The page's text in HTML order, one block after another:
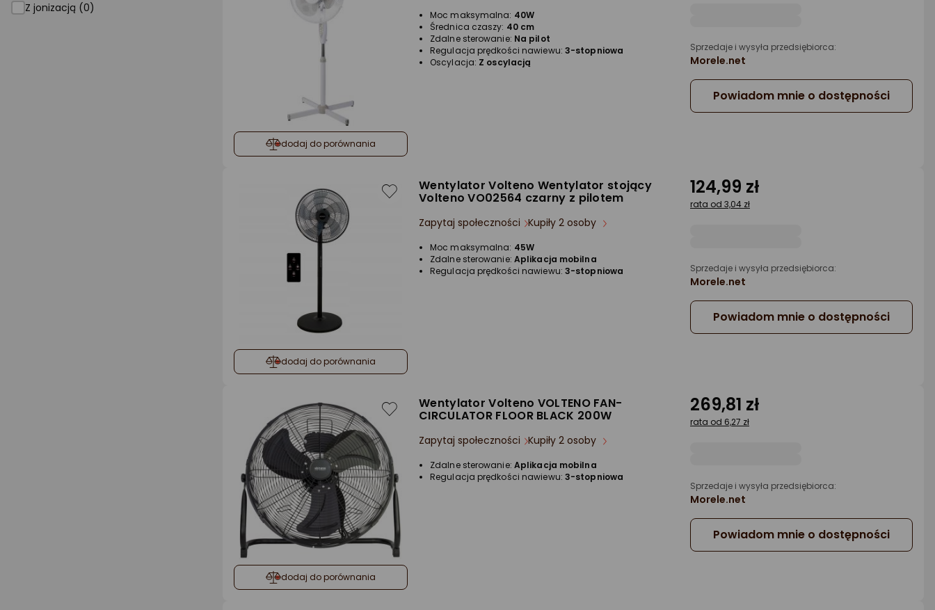
Z jonizacją (0)
dodaj do porównania
Moc maksymalna: 40W
Średnica czaszy: 40 cm
Zdalne sterowanie: Na pilot
Regulacja prędkości nawiewu: 3-stopniowa
Oscylacja: Z oscylacją
Sprzedaje i wysyła przedsiębiorca:
Morele.net
Powiadom mnie o dostępności
dodaj do porównania
Wentylator Volteno Wentylator stojący
Volteno VO02564 czarny z pilotem
Zapytaj społeczności Kupiły 2 osoby
Moc maksymalna: 45W
Zdalne sterowanie: Aplikacja mobilna
Regulacja prędkości nawiewu: 3-stopniowa
124,99 zł
rata od 3,04 zł
Sprzedaje i wysyła przedsiębiorca:
Morele.net
Powiadom mnie o dostępności
dodaj do porównania
Wentylator Volteno VOLTENO FAN-
CIRCULATOR FLOOR BLACK 200W
Zapytaj społeczności Kupiły 2 osoby
Zdalne sterowanie: Aplikacja mobilna
Regulacja prędkości nawiewu: 3-stopniowa
269,81 zł
rata od 6,27 zł
Sprzedaje i wysyła przedsiębiorca:
Morele.net
Powiadom mnie o dostępności